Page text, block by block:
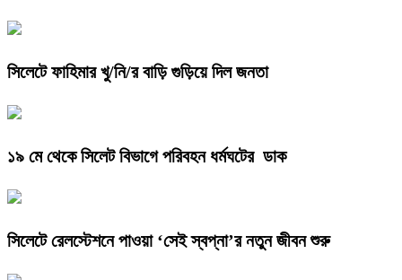
সিলেটে ফাহিমার খু/নি/র বাড়ি গুড়িয়ে দিল জনতা
১৯ মে থেকে সিলেট বিভাগে পরিবহন ধর্মঘটের ডাক
সিলেটে রেলস্টেশনে পাওয়া ‘সেই স্বপ্না’র নতুন জীবন শুরু